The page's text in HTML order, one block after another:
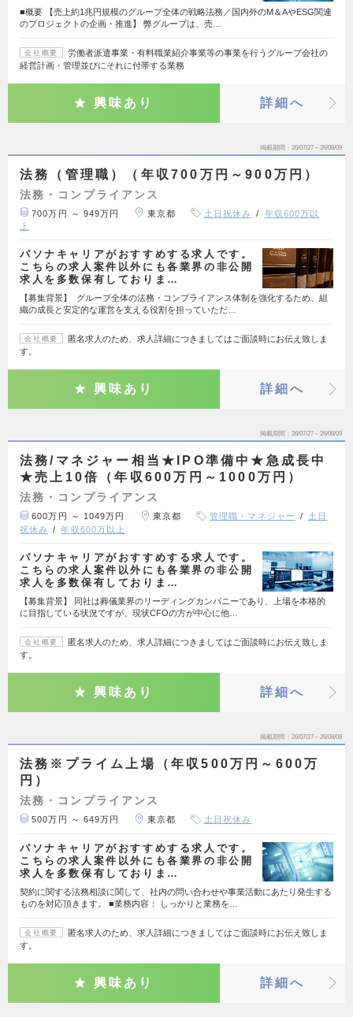
■概要 【売上約1兆円規模のグループ全体の戦略法務／国内外のM＆AやESG関連
のプロジェクトの企画・推進】 弊グループは、売…
会社概要
労働者派遣事業・有料職業紹介事業等の事業を行うグループ会社の
経営計画・管理並びにそれに付帯する業務
興味あり 詳細へ
掲載期間 26/07/27～26/08/09
法務（管理職）（年収700万円～900万円）
法務・コンプライアンス
700万円 ～ 949万円 東京都 土日祝休み
年収600万以
上
パソナキャリアがおすすめする求人です。
こちらの求人案件以外にも各業界の非公開
求人を多数保有しておりま…
【募集背景】 グループ全体の法務・コンプライアンス体制を強化するため、組
織の成長と安定的な運営を支える役割を担っていただ…
会社概要
匿名求人のため、求人詳細につきましてはご面談時にお伝え致しま
す。
興味あり 詳細へ
掲載期間 26/07/27～26/08/09
法務/マネジャー相当★IPO準備中★急成長中
★売上10倍（年収600万円～1000万円）
法務・コンプライアンス
600万円 ～ 1049万円 東京都 管理職・マネジャー
土日
祝休み
年収600万以上
パソナキャリアがおすすめする求人です。
こちらの求人案件以外にも各業界の非公開
求人を多数保有しておりま…
【募集背景】 同社は葬儀業界のリーディングカンパニーであり、上場を本格的
に目指している状況ですが、現状CFOの方が中心に他…
会社概要
匿名求人のため、求人詳細につきましてはご面談時にお伝え致しま
す。
興味あり 詳細へ
掲載期間 26/07/27～26/08/09
法務※プライム上場（年収500万円～600万
円）
法務・コンプライアンス
500万円 ～ 649万円 東京都 土日祝休み
パソナキャリアがおすすめする求人です。
こちらの求人案件以外にも各業界の非公開
求人を多数保有しておりま…
契約に関する法務相談に関して、社内の問い合わせや事業活動にあたり発生する
ものを対応頂きます。 ■業務内容： しっかりと業務を…
会社概要
匿名求人のため、求人詳細につきましてはご面談時にお伝え致しま
す。
興味あり 詳細へ